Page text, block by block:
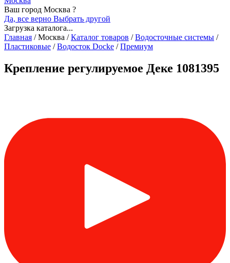
Ваш город Москва ?
Да, все верно Выбрать другой
Загрузка каталога...
Главная /Москва / Каталог товаров / Водосточные системы /
Пластиковые / Водосток Docke / Премиум
Крепление регулируемое Деке 1081395